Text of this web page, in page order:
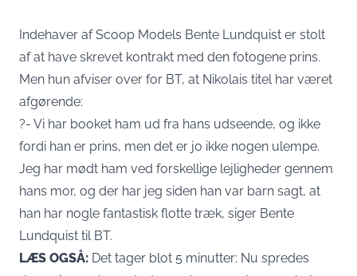
Indehaver af Scoop Models Bente Lundquist er stolt
af at have skrevet kontrakt med den fotogene prins.
Men hun afviser over for BT, at Nikolais titel har været
afgørende:
?- Vi har booket ham ud fra hans udseende, og ikke
fordi han er prins, men det er jo ikke nogen ulempe.
Jeg har mødt ham ved forskellige lejligheder gennem
hans mor, og der har jeg siden han var barn sagt, at
han har nogle fantastisk flotte træk, siger Bente
Lundquist til BT.
LÆS OGSÅ: Det tager blot 5 minutter: Nu spredes